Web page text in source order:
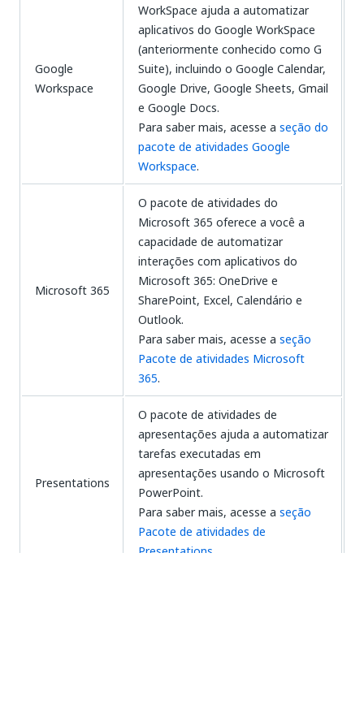
Google
Workspace
WorkSpace ajuda a automatizar
aplicativos do Google WorkSpace
(anteriormente conhecido como G
Suite), incluindo o Google Calendar,
Google Drive, Google Sheets, Gmail
e Google Docs.
Para saber mais, acesse a seção do
pacote de atividades Google
Workspace.
Microsoft 365
O pacote de atividades do
Microsoft 365 oferece a você a
capacidade de automatizar
interações com aplicativos do
Microsoft 365: OneDrive e
SharePoint, Excel, Calendário e
Outlook.
Para saber mais, acesse a seção
Pacote de atividades Microsoft
365.
Presentations
O pacote de atividades de
apresentações ajuda a automatizar
tarefas executadas em
apresentações usando o Microsoft
PowerPoint.
Para saber mais, acesse a seção
Pacote de atividades de
Presentations